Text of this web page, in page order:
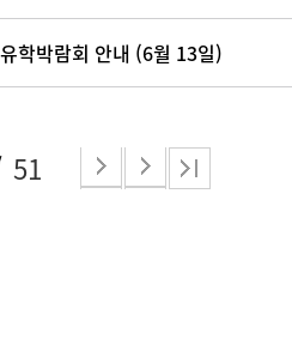
학박람회 안내 (6월 13일)
51